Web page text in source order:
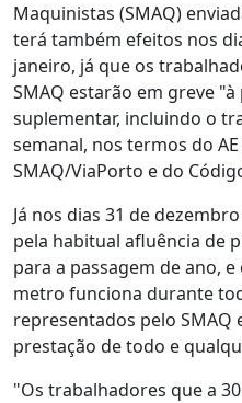
Maquinistas (SMAQ)
terá também efeitos nos
janeiro, já que os
SMAQ estarão em greve
suplementar, incluindo o
semanal, nos termos do
SMAQ/ViaPorto e do
Já nos dias 31 de
pela habitual afluência de
para a passagem de ano,
metro funciona durante
representados pelo SMAQ
prestação de todo e
"Os trabalhadores que a